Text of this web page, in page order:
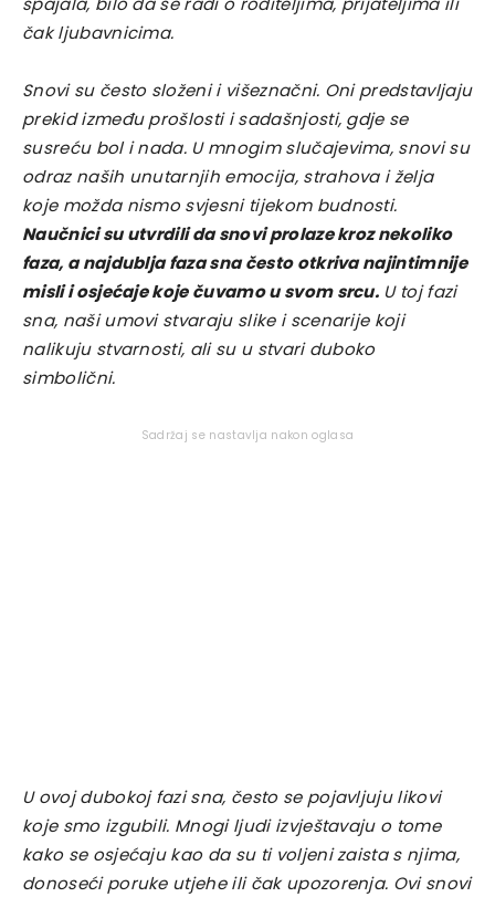
čak ljubavnicima.
Snovi su često složeni i višeznačni. Oni predstavljaju
prekid između prošlosti i sadašnjosti, gdje se
susreću bol i nada. U mnogim slučajevima, snovi su
odraz naših unutarnjih emocija, strahova i želja
koje možda nismo svjesni tijekom budnosti.
Naučnici su utvrdili da snovi prolaze kroz nekoliko
faza, a najdublja faza sna često otkriva najintimnije
misli i osjećaje koje čuvamo u svom srcu. U toj fazi
sna, naši umovi stvaraju slike i scenarije koji
nalikuju stvarnosti, ali su u stvari duboko
simbolični.
Sadržaj se nastavlja nakon oglasa
U ovoj dubokoj fazi sna, često se pojavljuju likovi
koje smo izgubili. Mnogi ljudi izvještavaju o tome
kako se osjećaju kao da su ti voljeni zaista s njima,
donoseći poruke utjehe ili čak upozorenja. Ovi snovi